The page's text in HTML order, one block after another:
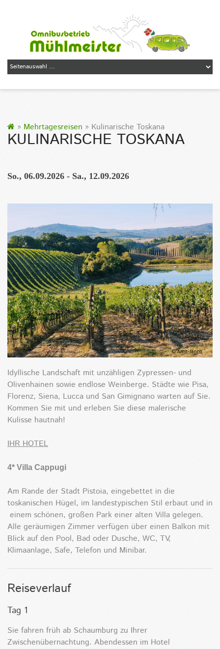
» Mehrtagesreisen » Kulinarische Toskana
KULINARISCHE TOSKANA
So., 06.09.2026 - Sa., 12.09.2026
Idyllische Landschaft mit unzähligen Zypressen- und
Olivenhainen sowie endlose Weinberge. Städte wie Pisa,
Florenz, Siena, Lucca und San Gimignano warten auf Sie.
Kommen Sie mit und erleben Sie diese malerische
Kulisse hautnah!
IHR HOTEL
4* Villa Cappugi
Am Rande der Stadt Pistoia, eingebettet in die
toskanischen Hügel, im landestypischen Stil erbaut und in
einem schönen, großen Park einer alten Villa gelegen.
Alle geräumigen Zimmer verfügen über einen Balkon mit
Blick auf den Pool, Bad oder Dusche, WC, TV,
Klimaanlage, Safe, Telefon und Minibar.
Reiseverlauf
Tag 1
Sie fahren früh ab Schaumburg zu Ihrer
Zwischenübernachtung. Abendessen im Hotel